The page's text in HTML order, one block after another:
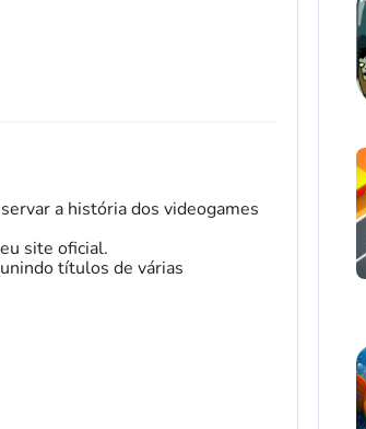
a história dos videogames
site oficial.
títulos de várias